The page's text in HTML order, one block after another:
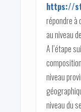
https://
répondre à
au niveau
A l’étape
niveau
niveau du